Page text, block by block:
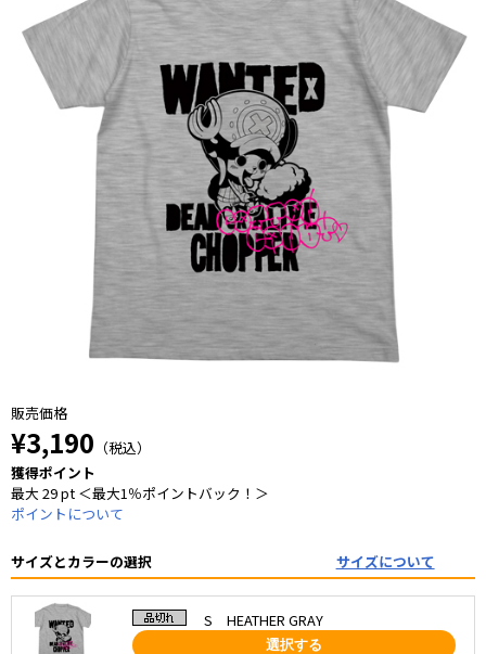
販売価格
¥3,190 （税込）
獲得ポイント
最大 29 pt ＜最大1％ポイントバック！＞
ポイントについて
サイズとカラーの選択 サイズについて
S HEATHER GRAY
選択する